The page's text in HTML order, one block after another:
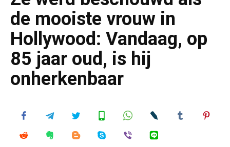
de mooiste vrouw in
Hollywood: Vandaag, op
85 jaar oud, is hij
onherkenbaar